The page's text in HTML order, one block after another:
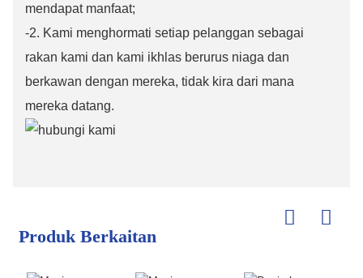
mendapat manfaat;
-2. Kami menghormati setiap pelanggan sebagai
rakan kami dan kami ikhlas berurus niaga dan
berkawan dengan mereka, tidak kira dari mana
mereka datang.
Produk Berkaitan